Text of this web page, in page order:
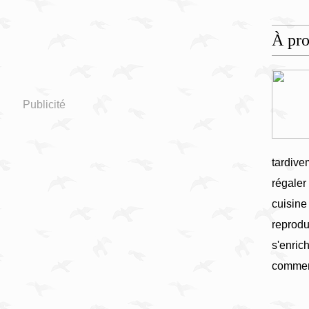
Publicité
À
régaler
cuisine